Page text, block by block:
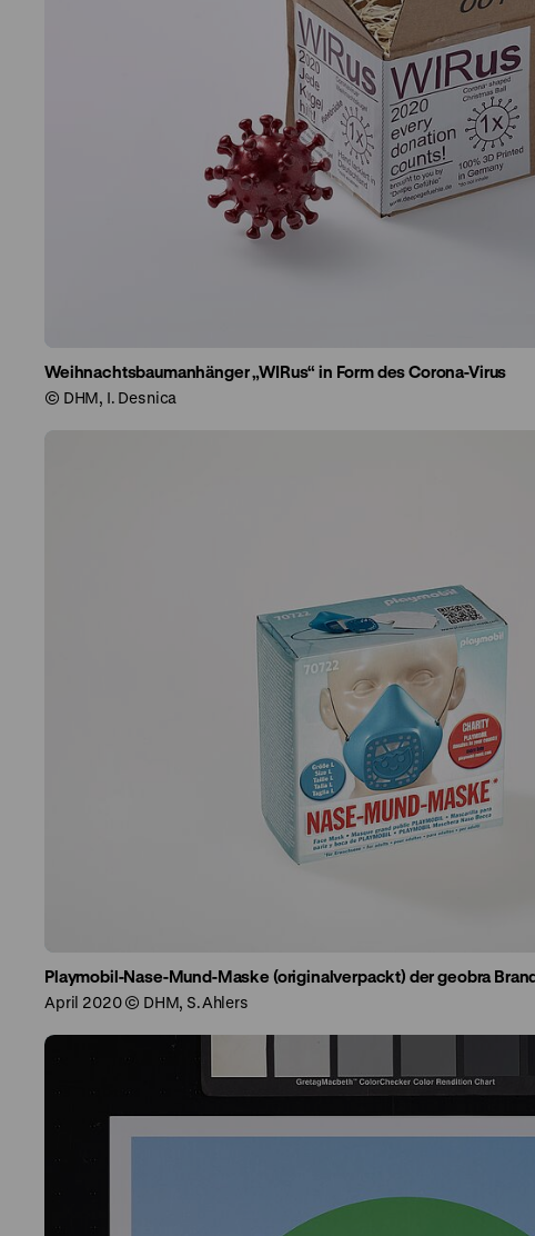
Weihnachtsbaumanhänger „WIRus“ in Form des Corona-Virus
© DHM, I. Desnica
Playmobil-Nase-Mund-Maske (originalverpackt) der geobra
April 2020 © DHM, S.Ahlers